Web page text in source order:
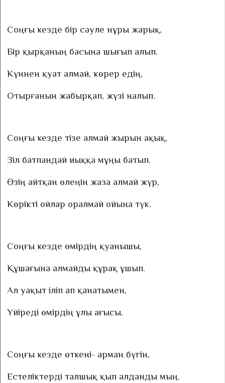
Соңғы кезде бір сәуле нұры жарық,
Бір қырқаның басына шығып алып.
Күннен қуат алмай, көрер едің,
Отырғанын жабырқап, жүзі налып.
Соңғы кезде тізе алмай жырын ақық,
Зіл батпандай иыққа мұңы батып.
Өзің айтқан өлеңін жаза алмай жүр,
Көрікті ойлар оралмай ойына түк.
Соңғы кезде өмірдің қуанышы,
Құшағына алмайды құрақ ұшып.
Ал уақыт іліп ап қанатымен,
Үйіреді өмірдің ұлы ағысы.
Соңғы кезде өткені- арман бүгін,
Естеліктерді талшық қып алданды мың.